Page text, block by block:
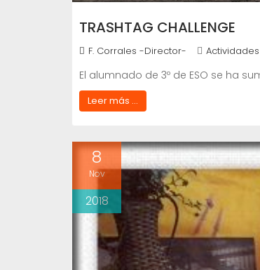
TRASHTAG CHALLENGE
F. Corrales -Director- Actividades
El alumnado de 3º de ESO se ha
Leer más ...
8
Nov
2018